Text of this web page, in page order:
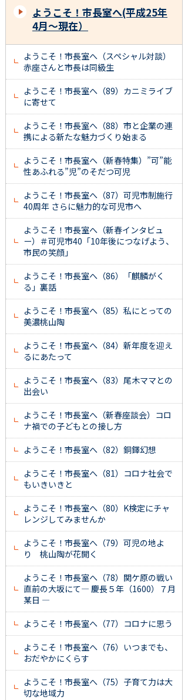
ようこそ！市長室へ(平成25年
4月～現在）
ようこそ！市長室へ（スペシャル対談）
赤座さんと市長は同級生
ようこそ！市長室へ（89）カニミライブ
に寄せて
ようこそ！市長室へ（88）市と企業の連
携による新たな魅力づくり始まる
ようこそ！市長室へ（新春特集）”可”能
性あふれる”児”のそだつ可児
ようこそ！市長室へ（87）可児市制施行
40周年 さらに魅力的な可児市へ
ようこそ！市長室へ（新春インタビュ
ー）＃可児市40「10年後につなげよう、
市民の笑顔」
ようこそ！市長室へ（86）「麒麟がく
る」裏話
ようこそ！市長室へ（85）私にとっての
美濃桃山陶
ようこそ！市長室へ（84）新年度を迎え
るにあたって
ようこそ！市長室へ（83）尾木ママとの
出会い
ようこそ！市長室へ（新春座談会）コロ
ナ禍での子どもとの接し方
ようこそ！市長室へ（82）銅鐸幻想
ようこそ！市長室へ（81）コロナ社会で
もいきいきと
ようこそ！市長室へ（80）K検定にチャ
レンジしてみませんか
ようこそ！市長室へ（79）可児の地よ
り 桃山陶が花開く
ようこそ！市長室へ（78）関ケ原の戦い
直前の大坂にて― 慶長５年（1600）７月
某日 ―
ようこそ！市長室へ（77）コロナに思う
ようこそ！市長室へ（76）いつまでも、
おだやかにくらす
ようこそ！市長室へ（75）子育て力は大
切な地域力